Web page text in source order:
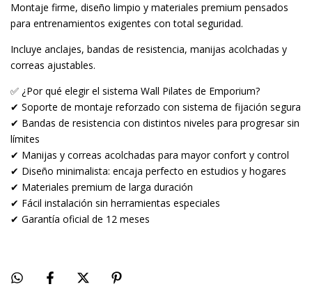
Montaje firme, diseño limpio y materiales premium pensados
para entrenamientos exigentes con total seguridad.
Incluye anclajes, bandas de resistencia, manijas acolchadas y
correas ajustables.
✅ ¿Por qué elegir el sistema Wall Pilates de Emporium?
✔ Soporte de montaje reforzado con sistema de fijación segura
✔ Bandas de resistencia con distintos niveles para progresar sin
límites
✔ Manijas y correas acolchadas para mayor confort y control
✔ Diseño minimalista: encaja perfecto en estudios y hogares
✔ Materiales premium de larga duración
✔ Fácil instalación sin herramientas especiales
✔ Garantía oficial de 12 meses